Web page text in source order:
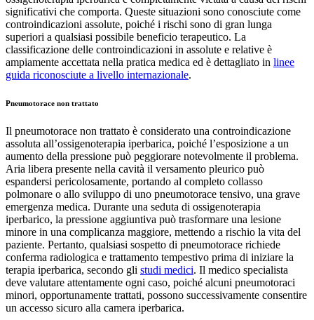
significativi che comporta. Queste situazioni sono conosciute come
controindicazioni assolute, poiché i rischi sono di gran lunga
superiori a qualsiasi possibile beneficio terapeutico. La
classificazione delle controindicazioni in assolute e relative è
ampiamente accettata nella pratica medica ed è dettagliato in linee
guida riconosciute a livello internazionale.
Pneumotorace non trattato
Il pneumotorace non trattato è considerato una controindicazione
assoluta all’ossigenoterapia iperbarica, poiché l’esposizione a un
aumento della pressione può peggiorare notevolmente il problema.
Aria libera presente nella cavità il versamento pleurico può
espandersi pericolosamente, portando al completo collasso
polmonare o allo sviluppo di uno pneumotorace tensivo, una grave
emergenza medica. Durante una seduta di ossigenoterapia
iperbarico, la pressione aggiuntiva può trasformare una lesione
minore in una complicanza maggiore, mettendo a rischio la vita del
paziente. Pertanto, qualsiasi sospetto di pneumotorace richiede
conferma radiologica e trattamento tempestivo prima di iniziare la
terapia iperbarica, secondo gli studi medici. Il medico specialista
deve valutare attentamente ogni caso, poiché alcuni pneumotoraci
minori, opportunamente trattati, possono successivamente consentire
un accesso sicuro alla camera iperbarica.